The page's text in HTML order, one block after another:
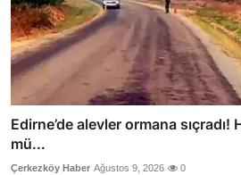
Edirne’de alevler ormana
mü...
Çerkezköy Haber Ağustos 9, 2026 0